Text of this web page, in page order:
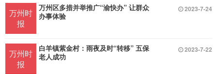
万州时
报
万州区多措并举推广“渝快办” 让群众
办事体验
2023-7-24
万州时
报
白羊镇紫金村：雨夜及时“转移” 五保
老人成功
2023-7-22